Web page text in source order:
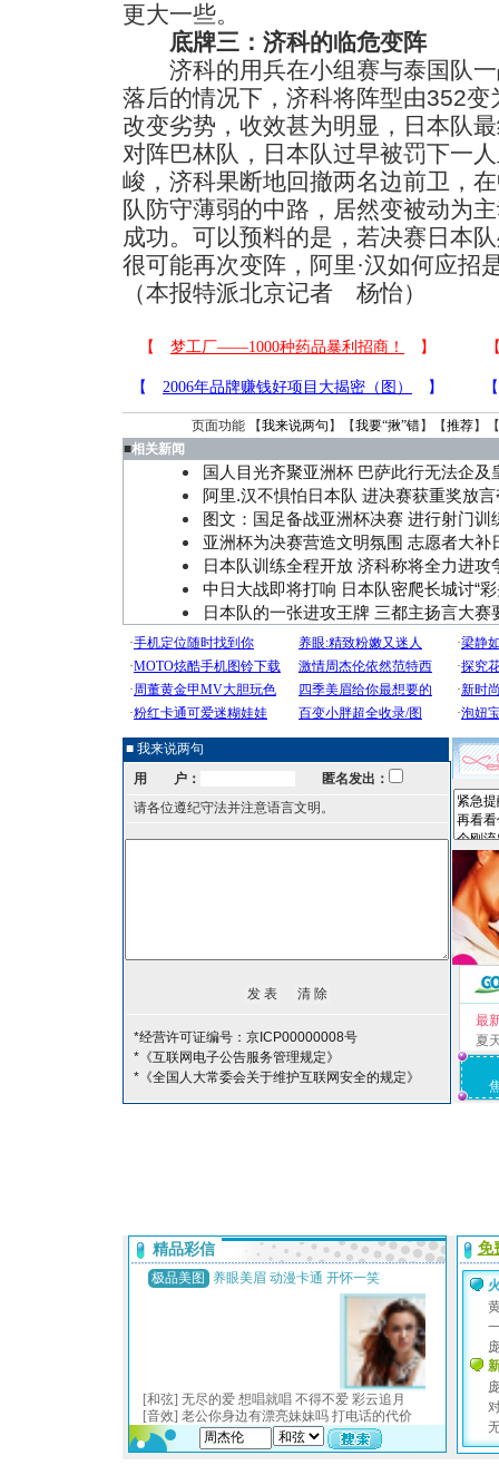
更大一些。
底牌三：济科的临危变阵
济科的用兵在小组赛与泰国队一
落后的情况下，济科将阵型由352
改变劣势，收效甚为明显，日本队
对阵巴林队，日本队过早被罚下一
峻，济科果断地回撤两名边前卫，
队防守薄弱的中路，居然变被动为
成功。可以预料的是，若决赛日本
很可能再次变阵，阿里·汉如何应招
（本报特派北京记者 杨怡）
页面功能 【我来说两句 】【我要“揪”错】【推荐】
■相关新闻
国人目光齐聚亚洲杯 巴萨此行无法企及
阿里.汉不惧怕日本队 进决赛获重奖放
图文：国足备战亚洲杯决赛 进行射门训
亚洲杯为决赛营造文明氛围 志愿者大补
日本队训练全程开放 济科称将全力进攻
中日大战即将打响 日本队密爬长城讨“彩
日本队的一张进攻王牌 三都主扬言大赛
■ 我来说两句
用 户：
匿名发出：
请各位遵纪守法并注意语言文明。
*经营许可证编号：京ICP00000008号
*《互联网电子公告服务管理规定》
*《全国人大常委会关于维护互联网安全的规定》
最
夏